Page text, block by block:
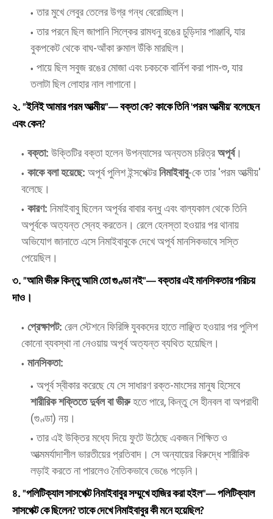
​তার মুখে লেবুর তেলের উগ্র গন্ধ বেরোচ্ছিল।
​তার পরনে ছিল জাপানি সিল্কের রামধনু রঙের চুড়িদার পাঞ্জাবি, যার
বুকপকেট থেকে বাঘ-আঁকা রুমাল উঁকি মারছিল।
​পায়ে ছিল সবুজ রঙের মোজা এবং চকচকে বার্নিশ করা পাম-শু, যার
তলাটা ছিল লোহার নাল লাগানো।
২. "ইনিই আমার পরম আত্মীয়"— বক্তা কে? কাকে তিনি 'পরম আত্মীয়' বলেছেন
এবং কেন?
বক্তা: উক্তিটির বক্তা হলেন উপন্যাসের অন্যতম চরিত্রঅপূর্ব।
কাকে বলা হয়েছে: অপূর্ব পুলিশ ইন্সপেক্টরনিমাইবাবু-কে তার 'পরম আত্মীয়'
বলেছে।
কারণ: নিমাইবাবু ছিলেন অপূর্বর বাবার বন্ধু এবং বাল্যকাল থেকে তিনি
অপূর্বকে অত্যন্ত স্নেহ করতেন। রেলে হেনস্তা হওয়ার পর থানায়
অভিযোগ জানাতে এসে নিমাইবাবুকে দেখে অপূর্ব মানসিকভাবে সস্তি
পেয়েছিল।
৩. "আমি ভীরু কিন্তু আমি তো গুণ্ডা নই"— বক্তার এই মানসিকতার পরিচয়
দাও।
প্রেক্ষাপট: রেল স্টেশনে ফিরিঙ্গি যুবকদের হাতে লাঞ্ছিত হওয়ার পর পুলিশ
কোনো ব্যবস্থা না নেওয়ায় অপূর্ব অত্যন্ত ব্যথিত হয়েছিল।
মানসিকতা:
​অপূর্ব স্বীকার করেছে যে সে সাধারণ রক্ত-মাংসের মানুষ হিসেবে
শারীরিক শক্তিতে দুর্বল বা ভীরুহতে পারে, কিন্তু সে হীনবল বা অপরাধী
(গুণ্ডা) নয়।
​তার এই উক্তির মধ্যে দিয়ে ফুটে উঠেছে একজন শিক্ষিত ও
আত্মমর্যাদাশীল ভারতীয়ের প্রতিবাদ। সে অন্যায়ের বিরুদ্ধে শারীরিক
লড়াই করতে না পারলেও নৈতিকভাবে ভেঙে পড়েনি।
৪. "পলিটিক্যাল সাসপেক্ট নিমাইবাবুর সম্মুখে হাজির করা হইল"— পলিটিক্যাল
সাসপেক্ট কে ছিলেন? তাকে দেখে নিমাইবাবুর কী মনে হয়েছিল?